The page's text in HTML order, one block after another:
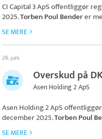
CI Capital 3 ApSoffentliggør
2025.Torben Poul Benderer
SE MERE
28. juni
Overskud på
Asen Holding 2 ApS
Asen Holding 2 ApSoffentliggør
december 2025.Torben Poul
SE MERE